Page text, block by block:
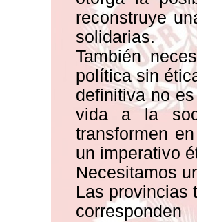
reconstruye
solidarias.
También
política sin
definitiva no
vida a la
transformen
un imperativo
Necesitamos
Las provincias